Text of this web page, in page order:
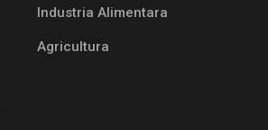
Industria Alimentara
Agricultura